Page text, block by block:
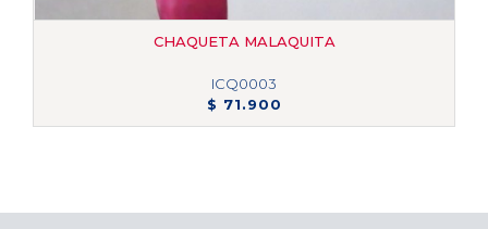
CHAQUETA MALAQUITA
ICQ0003
$ 71.900